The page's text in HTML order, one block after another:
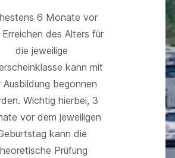
6 Monate vor
des Alters für
die jeweilige
kann mit
Ausbildung begonnen
Wichtig hierbei, 3
vor dem jeweiligen
kann die
Prüfung